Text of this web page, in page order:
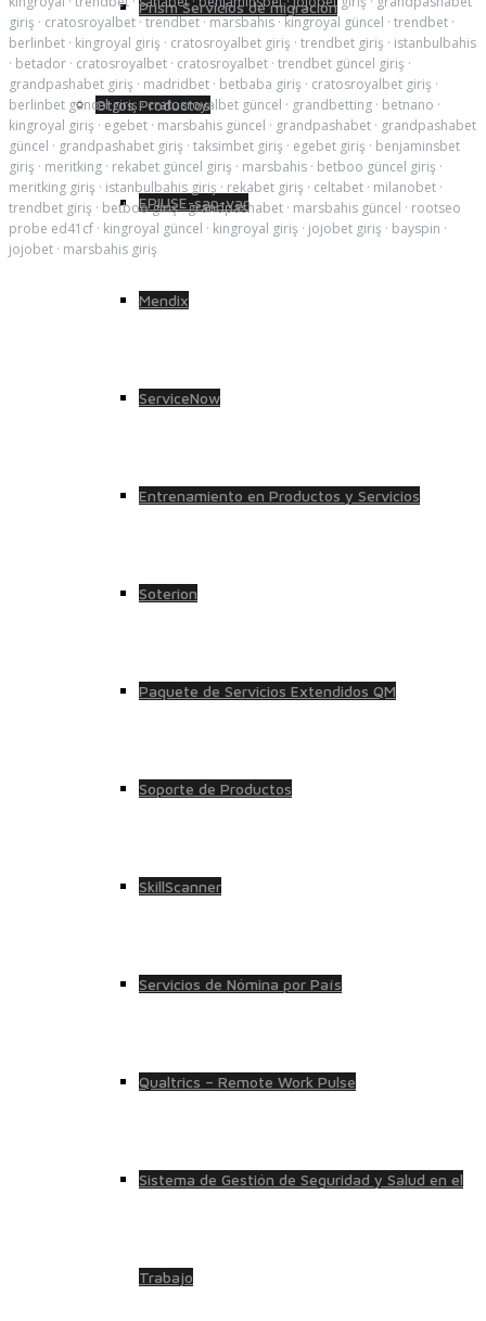
Prism Servicios de migración
Otros Productos
EPIUSE-sap-var
Mendix
ServiceNow
Entrenamiento en Productos y Servicios
Soterion
Paquete de Servicios Extendidos QM
Soporte de Productos
SkillScanner
Servicios de Nómina por País
Qualtrics – Remote Work Pulse
Sistema de Gestión de Seguridad y Salud en el
Trabajo
giriş · cratosroyalbet·trendbet·marsbahis·kingroyal güncel · trendbet ·
berlinbet · kingroyal giriş · cratosroyalbet giriş · trendbet giriş · istanbulbahis
· betador · cratosroyalbet · cratosroyalbet · trendbet güncel giriş ·
grandpashabet giriş · madridbet · betbaba giriş · cratosroyalbet giriş ·
berlinbet güncel giriş·cratosroyalbet güncel · grandbetting · betnano ·
kingroyal giriş · egebet · marsbahis güncel · grandpashabet · grandpashabet
güncel · grandpashabet giriş · taksimbet giriş · egebet giriş · benjaminsbet
giriş · meritking · rekabet güncel giriş · marsbahis · betboo güncel giriş ·
meritking giriş · istanbulbahis giriş · rekabet giriş · celtabet · milanobet ·
trendbet giriş · betboo giriş·grandpashabet · marsbahis güncel · rootseo
probe ed41cf · kingroyal güncel · kingroyal giriş · jojobet giriş · bayspin ·
jojobet · marsbahis giriş